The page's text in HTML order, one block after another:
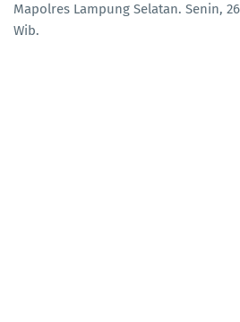
Mapolres Lampung Selatan. Senin,
Wib.